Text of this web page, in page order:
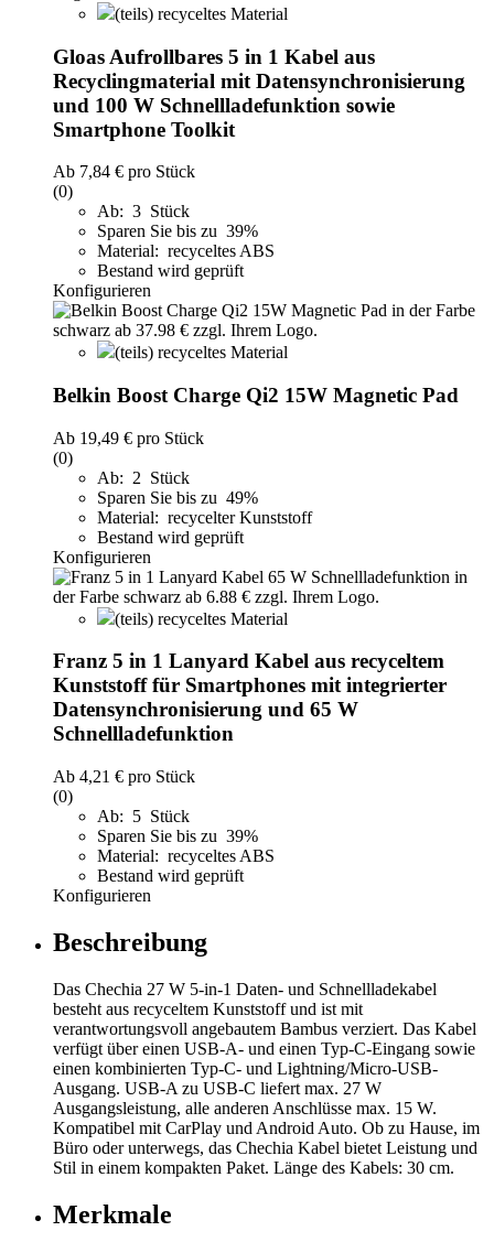
(teils) recyceltes Material
Gloas Aufrollbares 5 in 1 Kabel aus
Recyclingmaterial mit Datensynchronisierung
und 100 W Schnellladefunktion sowie
Smartphone Toolkit
Ab 7,84 € pro Stück
(0)
Ab: 3 Stück
Sparen Sie bis zu 39%
Material: recyceltes ABS
Bestand wird geprüft
Konfigurieren
(teils) recyceltes Material
Belkin Boost Charge Qi2 15W Magnetic Pad
Ab 19,49 € pro Stück
(0)
Ab: 2 Stück
Sparen Sie bis zu 49%
Material: recycelter Kunststoff
Bestand wird geprüft
Konfigurieren
(teils) recyceltes Material
Franz 5 in 1 Lanyard Kabel aus recyceltem
Kunststoff für Smartphones mit integrierter
Datensynchronisierung und 65 W
Schnellladefunktion
Ab 4,21 € pro Stück
(0)
Ab: 5 Stück
Sparen Sie bis zu 39%
Material: recyceltes ABS
Bestand wird geprüft
Konfigurieren
Beschreibung
Das Chechia 27 W 5-in-1 Daten- und Schnellladekabel
besteht aus recyceltem Kunststoff und ist mit
verantwortungsvoll angebautem Bambus verziert. Das Kabel
verfügt über einen USB-A- und einen Typ-C-Eingang sowie
einen kombinierten Typ-C- und Lightning/Micro-USB-
Ausgang. USB-A zu USB-C liefert max. 27 W
Ausgangsleistung, alle anderen Anschlüsse max. 15 W.
Kompatibel mit CarPlay und Android Auto. Ob zu Hause, im
Büro oder unterwegs, das Chechia Kabel bietet Leistung und
Stil in einem kompakten Paket. Länge des Kabels: 30 cm.
Merkmale